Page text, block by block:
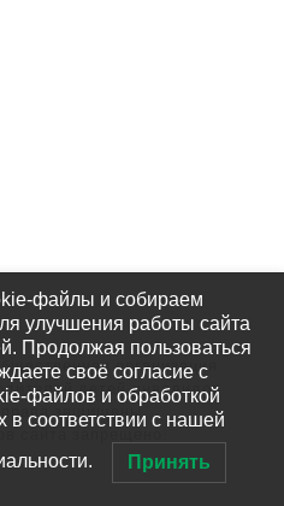
организация
детей-инвалидов
защищены.
сайта запрещено!
файлы и собираем
улучшения работы сайта
Продолжая пользоваться
своё согласие с
файлов и обработкой
соответствии с нашей
Принять